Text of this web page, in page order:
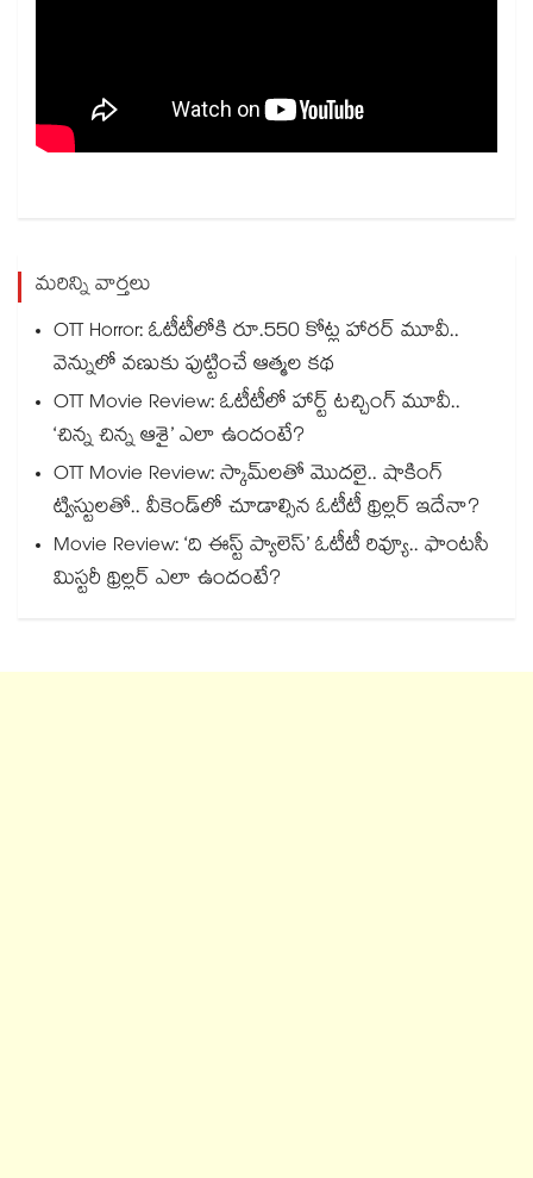
మరిన్ని వార్తలు
OTT Horror: ఓటీటీలోకి రూ.550 కోట్ల హారర్ మూవీ..
వెన్నులో వణుకు పుట్టించే ఆత్మల కథ
OTT Movie Review: ఓటీటీలో హార్ట్ టచ్చింగ్ మూవీ..
‘చిన్న చిన్న ఆశై’ ఎలా ఉందంటే?
OTT Movie Review: స్కామ్‌లతో మొదలై.. షాకింగ్
ట్విస్టులతో.. వీకెండ్‌లో చూడాల్సిన ఓటీటీ థ్రిల్లర్ ఇదేనా?
Movie Review: ‘ది ఈస్ట్ ప్యాలెస్’ ఓటీటీ రివ్యూ.. ఫాంటసీ
మిస్టరీ థ్రిల్లర్ ఎలా ఉందంటే?